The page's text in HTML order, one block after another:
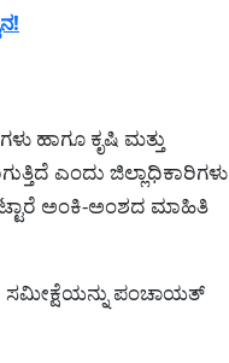
ಹಾಗೂ ಕೃಷಿ ಮತ್ತು
ಎಂದು ಜಿಲ್ಲಾಧಿಕಾರಿಗಳು
ಅಂಕಿ-ಅಂಶದ ಮಾಹಿತಿ
ಪಂಚಾಯತ್